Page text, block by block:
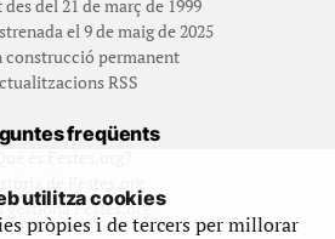
del 21 de març de 1999
el 9 de maig de 2025
construcció permanent
RSS
freqüents
gestiona Festes.org
utilitza cookies
pròpies i de tercers per millorar